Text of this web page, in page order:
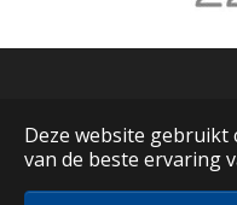
Deze website gebruikt
van de beste ervaring
English
© Obeka b.v.